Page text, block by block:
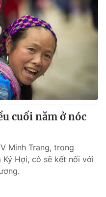
Thể thao
động sản
lòng Việt
mình bằng AI
cuối năm ở nóc
Minh Trang, trong
Hợi, cô sẽ kết nối với